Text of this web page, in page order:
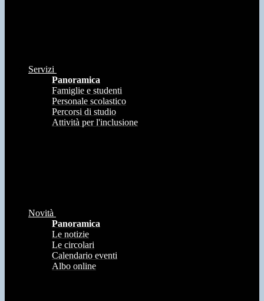
Servizi
Panoramica
Famiglie e studenti
Personale scolastico
Percorsi di studio
Attività per l'inclusione
Novità
Panoramica
Le notizie
Le circolari
Calendario eventi
Albo online